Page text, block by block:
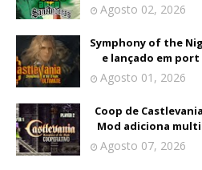
Agosto 02, 2026
Symphony of the
e lançado em
Agosto 01, 2026
Coop de
Mod adiciona
Agosto 07, 2026